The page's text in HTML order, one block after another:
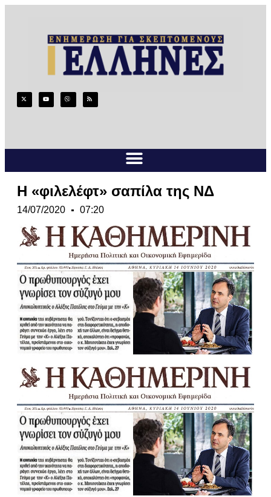
Η «φιλελέφτ» σαπίλα της ΝΔ
14/07/2020 07:20